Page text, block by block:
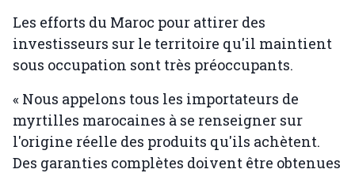
Les efforts du Maroc pour attirer des
investisseurs sur le territoire qu'il maintient
sous occupation sont très préoccupants.
« Nous appelons tous les importateurs de
myrtilles marocaines à se renseigner sur
l'origine réelle des produits qu'ils achètent.
Des garanties complètes doivent être obtenues